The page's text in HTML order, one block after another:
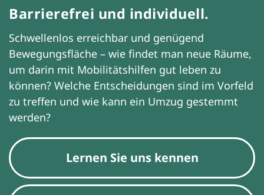
Barrierefrei und individuell.
Schwellenlos erreichbar und genügend
Bewegungsfläche – wie findet man neue Räume,
um darin mit Mobilitätshilfen gut leben zu
können? Welche Entscheidungen sind im Vorfeld
zu treffen und wie kann ein Umzug gestemmt
werden?
Lernen Sie uns kennen